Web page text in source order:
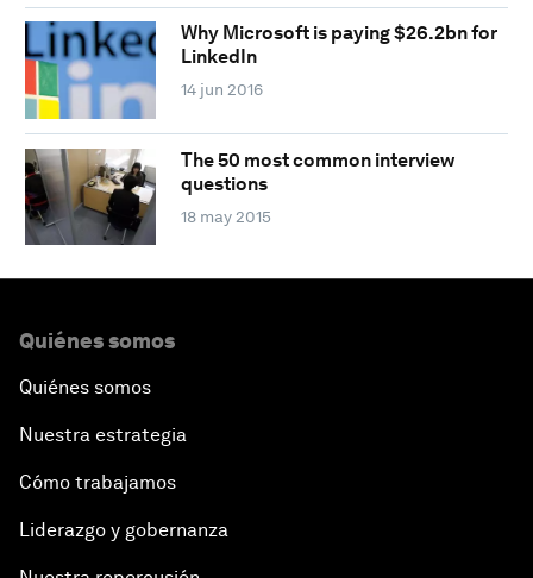
Why Microsoft is paying $26.2bn for
LinkedIn
14 jun 2016
The 50 most common interview
questions
18 may 2015
Quiénes somos
Quiénes somos
Nuestra estrategia
Cómo trabajamos
Liderazgo y gobernanza